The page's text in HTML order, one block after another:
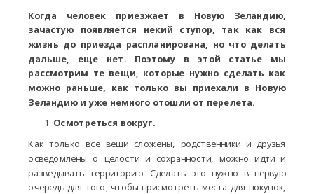
Когда человек приезжает в Новую Зеландию,
зачастую появляется некий ступор, так как вся
жизнь до приезда распланирована, но что делать
дальше, еще нет. Поэтому в этой статье мы
рассмотрим те вещи, которые нужно сделать как
можно раньше, как только вы приехали в Новую
Зеландию и уже немного отошли от перелета.
Осмотреться вокруг.
Как только все вещи сложены, родственники и друзья
осведомлены о целости и сохранности, можно идти и
разведывать территорию. Сделать это нужно в первую
очередь для того, чтобы присмотреть места для покупок,